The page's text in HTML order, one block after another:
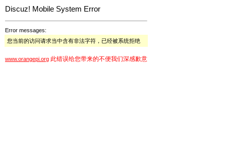
Discuz! Mobile System Error
Error messages:
您当前的访问请求当中含有非法字符，已经被系统拒绝
www.orangepi.org 此错误给您带来的不便我们深感歉意